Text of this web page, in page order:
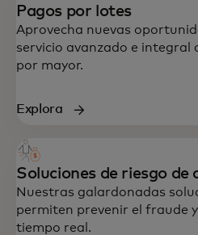
Pagos por lotes
Aprovecha nuevas
servicio avanzado e integral
por mayor.
Explora
Soluciones de riesgo de
Nuestras galardonadas
permiten prevenir el fraude
tiempo real.